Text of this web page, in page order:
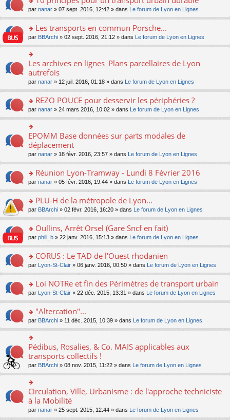
ré
c
e
nt
le
pl
u
ré
c
e
nt
n
le
pl
u
s
ré
c
e
nt
a
g
e
n
n
le
pl
u
s
e
nt
e
a
g
e
n
o
lu
le
pl
u
s
c
nt
ult
er
le
m
e
s
g
e
n
o
lu
le
pl
u
s
ré
e
o
n
ult
er
le
m
s
a
e
n
o
n
lu
le
pl
u
s
ré
e
par nanar » 07 sept. 2016, 12:42 » dans Le forum de Lyon en Lignes
o
n
s
ult
er
le
m
e
s
a
e
n
o
n
pl
u
s
ré
e
Les transports en commun Porsche...
par BBArchi » 02 sept. 2016, 21:12 » dans Le forum de Lyon en Lignes
n
ult
er
le
m
e
s
s
a
g
e
n
o
lu
le
pl
u
s
c
e
nt
Les archives en lignes_Plans parcellaires de Lyon
autrefois
par nanar » 12 juil. 2016, 01:18 » dans Le forum de Lyon en Lignes
o
n
s
ult
er
le
m
e
s
a
e
n
o
lu
le
pl
u
s
e
nt
REZO POUCE pour desservir les périphéries ?
par nanar » 24 mars 2016, 10:02 » dans Le forum de Lyon en Lignes
o
n
ult
er
le
m
e
s
a
g
e
n
lu
le
pl
u
ré
c
e
nt
EPOMM Base données sur parts modales de
déplacement
par nanar » 18 févr. 2016, 23:57 » dans Le forum de Lyon en Lignes
o
n
ult
er
le
m
e
a
g
e
n
n
le
pl
u
s
ré
c
e
nt
Réunion Lyon-Tramway - Lundi 8 Février 2016
par nanar » 05 févr. 2016, 19:44 » dans Le forum de Lyon en Lignes
o
n
ult
er
le
m
e
a
g
e
n
n
le
pl
u
s
c
nt
PLU-H de la métropole de Lyon...
par BBArchi » 02 févr. 2016, 16:20 » dans Le forum de Lyon en Lignes
o
n
ult
er
le
m
e
a
g
e
n
o
n
lu
le
pl
u
s
ré
e
Oullins, Arrêt Orsel (Gare Sncf en fait)
par phili_b » 22 janv. 2016, 15:13 » dans Le forum de Lyon en Lignes
o
n
ult
er
le
m
e
s
g
e
n
o
n
lu
le
pl
u
CORUS : Le TAD de l'Ouest rhodanien
par Lyon-St-Clair » 06 janv. 2016, 00:50 » dans Le forum de Lyon en Lignes
o
n
ult
er
le
m
e
s
a
e
n
o
n
Loi NOTRe et fin des Périmètres de transport urbain
par Lyon-St-Clair » 22 déc. 2015, 13:31 » dans Le forum de Lyon en Lignes
o
n
s
ult
er
le
m
e
s
s
a
g
e
"Altercation"...
par BBArchi » 11 déc. 2015, 10:39 » dans Le forum de Lyon en Lignes
o
n
ult
er
le
m
e
s
Pédibus, Rosalies, & Co. MAIS applicables aux
transports collectifs !
par BBArchi » 08 nov. 2015, 11:22 » dans Le forum de Lyon en Lignes
o
n
ult
Circulation, Ville, Urbanisme : de l'approche techniciste
à la Mobilité
par nanar » 25 sept. 2015, 12:44 » dans Le forum de Lyon en Lignes